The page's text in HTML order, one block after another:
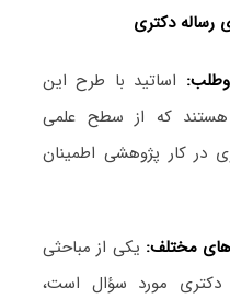
رساله دکتری
اساتید با طرح این
هستند که از سطح علمی
در کار پژوهشی اطمینان
مختلف: یکی از مباحثی
دکتری مورد سؤال است،